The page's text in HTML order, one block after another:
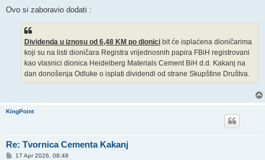
s
Ovo si zaboravio dodati :
Dividenda u iznosu od 6,48 KM po dionici bit će isplaćena dioničarima
koji su na listi dioničara Registra vrijednosnih papira FBiH registrovani
kao vlasnici dionica Heidelberg Materials Cement BiH d.d. Kakanj na
dan donošenja Odluke o isplati dividendi od strane Skupštine Društva.
KingPoint
Re: Tvornica Cementa Kakanj
P17 Apr 2026, 08:48